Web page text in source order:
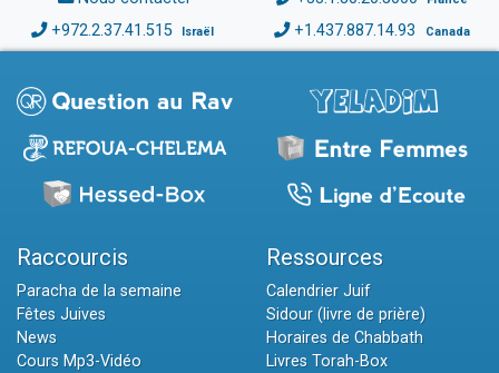
+972.2.37.41.515 Israël +1.437.887.14.93 Canada
Raccourcis
Paracha de la semaine
Fêtes Juives
News
Cours Mp3-Vidéo
Ressources
Calendrier Juif
Sidour (livre de prière)
Horaires de Chabbath
Livres Torah-Box